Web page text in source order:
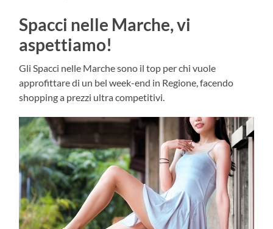
Spacci nelle Marche, vi
aspettiamo!
Gli Spacci nelle Marche sono il top per chi vuole
approfittare di un bel week-end in Regione, facendo
shopping a prezzi ultra competitivi.